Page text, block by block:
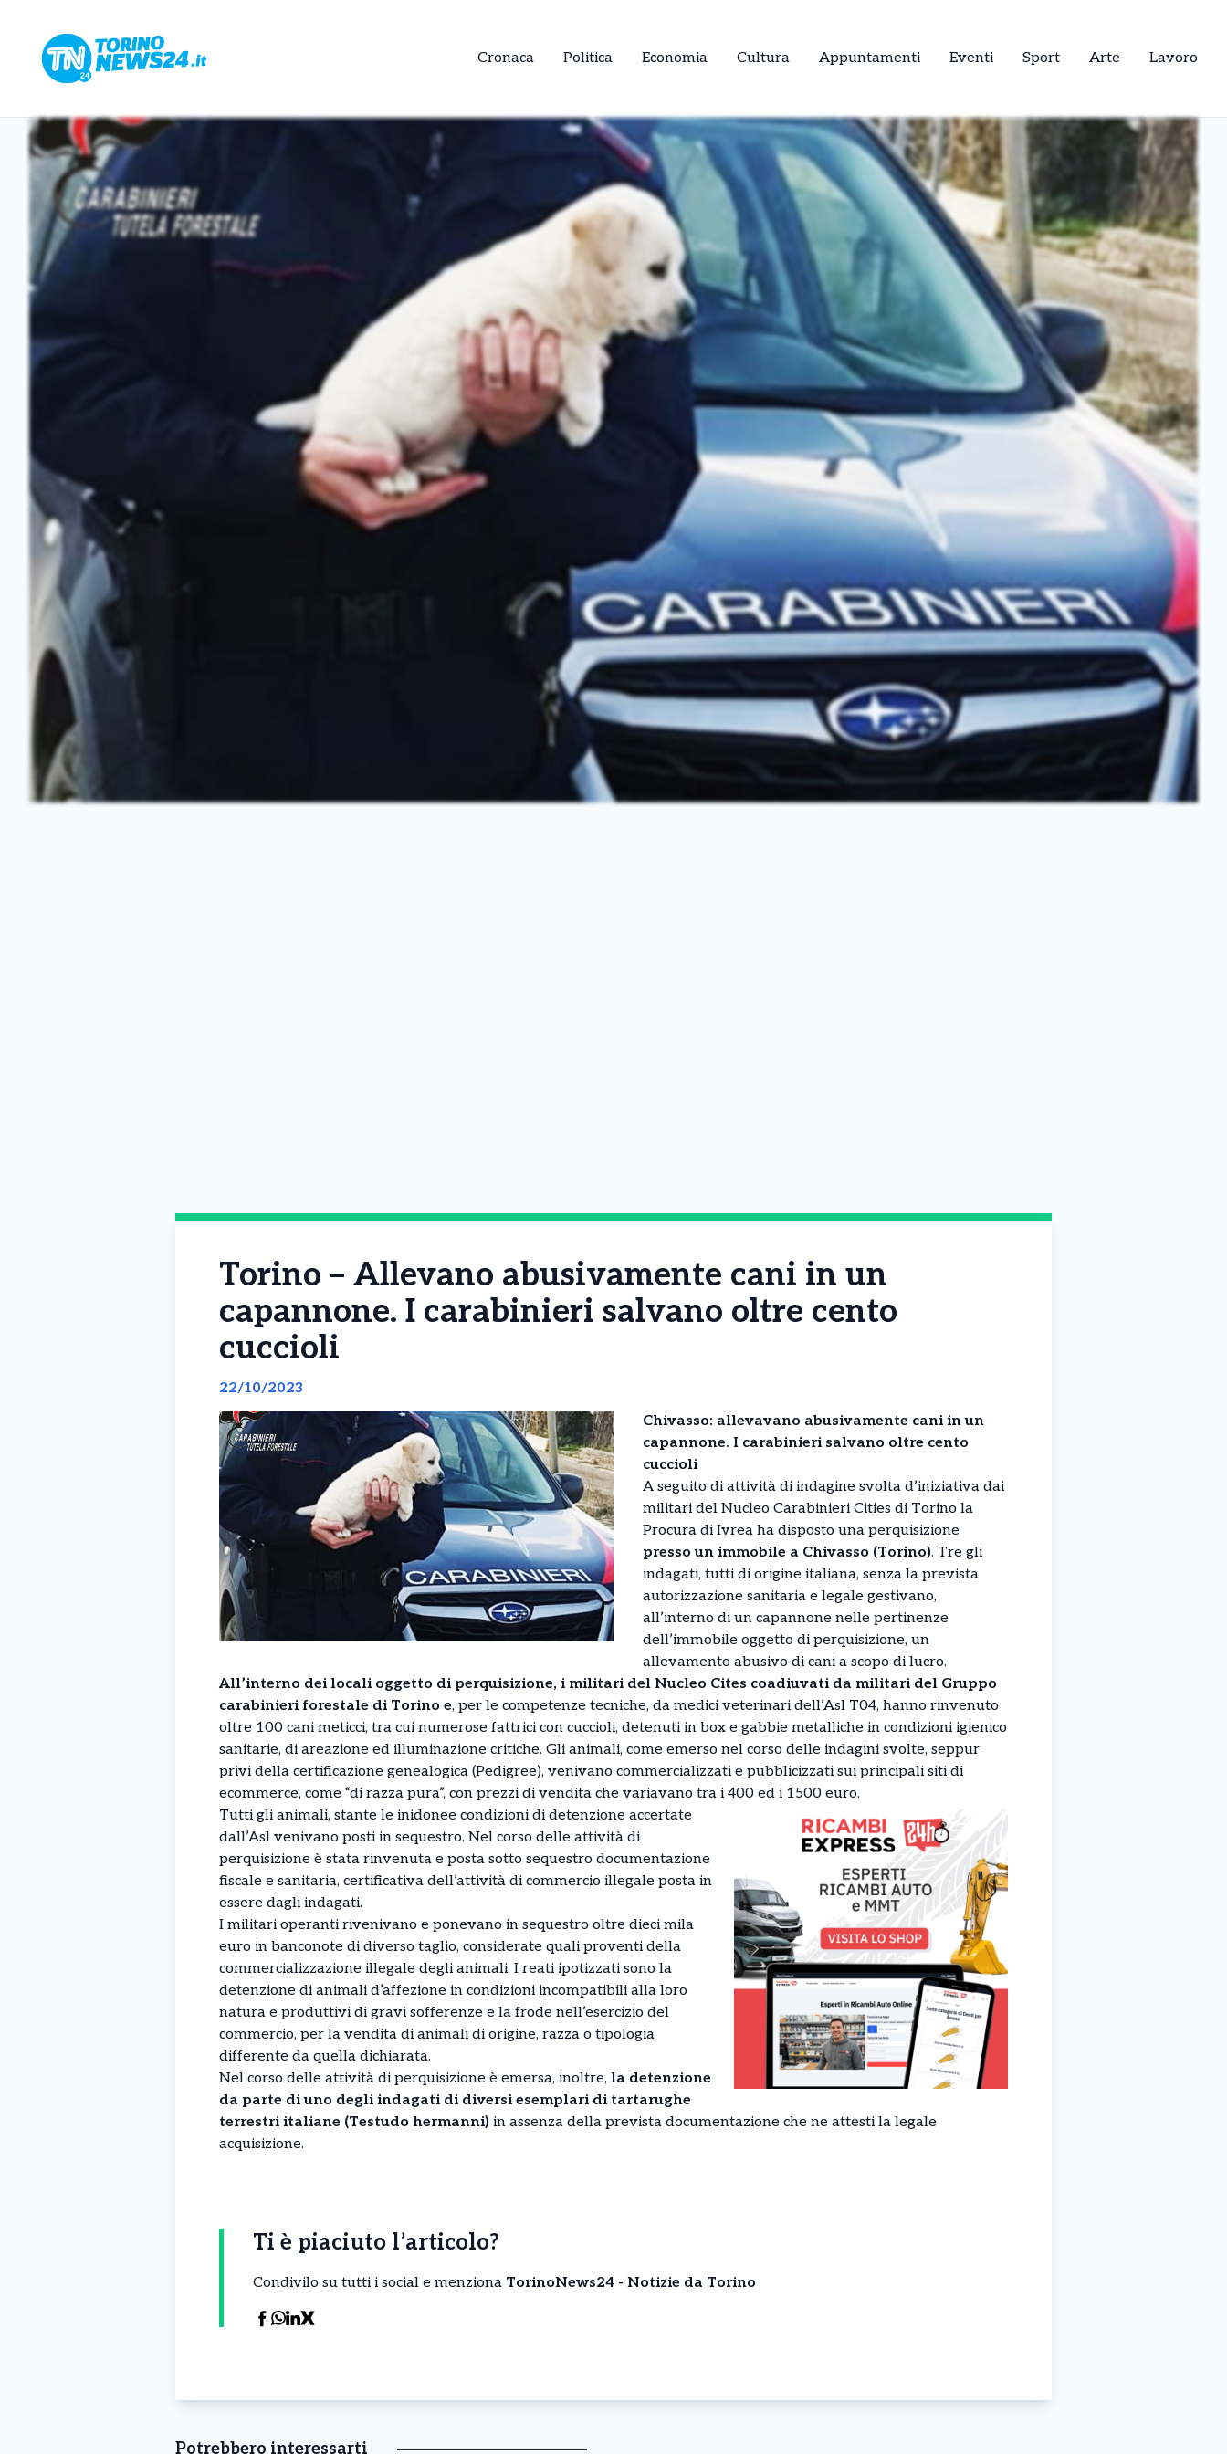
Cronaca Politica Economia Cultura Appuntamenti Eventi Sport Arte Lavoro
Torino – Allevano abusivamente cani in un
capannone. I carabinieri salvano oltre cento
cuccioli
22/10/2023
Chivasso: allevavano abusivamente cani in un
capannone. I carabinieri salvano oltre cento
cuccioli
A seguito di attività di indagine svolta d’iniziativa dai
militari del Nucleo Carabinieri Cities di Torino la
Procura di Ivrea ha disposto una perquisizione
presso un immobile a Chivasso (Torino). Tre gli
indagati, tutti di origine italiana, senza la prevista
autorizzazione sanitaria e legale gestivano,
all’interno di un capannone nelle pertinenze
dell’immobile oggetto di perquisizione, un
allevamento abusivo di cani a scopo di lucro.
All’interno dei locali oggetto di perquisizione, i militari del Nucleo Cites coadiuvati da militari del Gruppo
carabinieri forestale di Torino e, per le competenze tecniche, da medici veterinari dell’Asl T04, hanno rinvenuto
oltre 100 cani meticci, tra cui numerose fattrici con cuccioli, detenuti in box e gabbie metalliche in condizioni igienico
sanitarie, di areazione ed illuminazione critiche. Gli animali, come emerso nel corso delle indagini svolte, seppur
privi della certificazione genealogica (Pedigree), venivano commercializzati e pubblicizzati sui principali siti di
ecommerce, come “di razza pura”, con prezzi di vendita che variavano tra i 400 ed i 1500 euro.
Tutti gli animali, stante le inidonee condizioni di detenzione accertate
dall’Asl venivano posti in sequestro. Nel corso delle attività di
perquisizione è stata rinvenuta e posta sotto sequestro documentazione
fiscale e sanitaria, certificativa dell’attività di commercio illegale posta in
essere dagli indagati.
I militari operanti rivenivano e ponevano in sequestro oltre dieci mila
euro in banconote di diverso taglio, considerate quali proventi della
commercializzazione illegale degli animali. I reati ipotizzati sono la
detenzione di animali d’affezione in condizioni incompatibili alla loro
natura e produttivi di gravi sofferenze e la frode nell’esercizio del
commercio, per la vendita di animali di origine, razza o tipologia
differente da quella dichiarata.
Nel corso delle attività di perquisizione è emersa, inoltre, la detenzione
da parte di uno degli indagati di diversi esemplari di tartarughe
terrestri italiane (Testudo hermanni) in assenza della prevista documentazione che ne attesti la legale
acquisizione.
Ti è piaciuto l’articolo?
Condivilo su tutti i social e menziona TorinoNews24 - Notizie da Torino
Potrebbero interessarti